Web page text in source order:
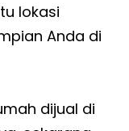
lokasi
Anda di
dijual di